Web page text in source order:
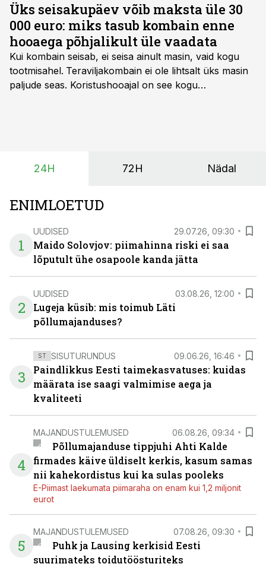
Üks seisakupäev võib maksta üle 30
000 euro: miks tasub kombain enne
hooaega põhjalikult üle vaadata
Kui kombain seisab, ei seisa ainult masin, vaid kogu
tootmisahel. Teraviljakombain ei ole lihtsalt üks masin
paljude seas. Koristushooajal on see kogu
24H 72H Nädal
ENIMLOETUD
1
UUDISED 29.07.26, 09:30
Maido Solovjov: piimahinna riski ei saa
lõputult ühe osapoole kanda jätta
2
UUDISED 03.08.26, 12:00
Lugeja küsib: mis toimub Läti
põllumajanduses?
3
ST SISUTURUNDUS 09.06.26, 16:46
Paindlikkus Eesti taimekasvatuses: kuidas
määrata ise saagi valmimise aega ja
kvaliteeti
4
MAJANDUSTULEMUSED 06.08.26, 09:34
Põllumajanduse tippjuhi Ahti Kalde
firmades käive üldiselt kerkis, kasum samas
nii kahekordistus kui ka sulas pooleks
E-Piimast laekumata piimaraha on enam kui 1,2 miljonit
eurot
5
MAJANDUSTULEMUSED 07.08.26, 09:30
Puhk ja Lausing kerkisid Eesti
suurimateks toidutöösturiteks